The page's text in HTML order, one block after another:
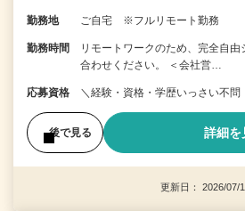
勤務地 ご自宅 ※フルリモート勤務
勤務時間
リモートワークのため、完全自
合わせください。 ＜会社営…
応募資格 ＼経験・資格・学歴いっさい不問
後で見る 詳細を
更新日： 2026/